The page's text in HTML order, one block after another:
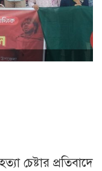
চেষ্টার প্রতিবাদে